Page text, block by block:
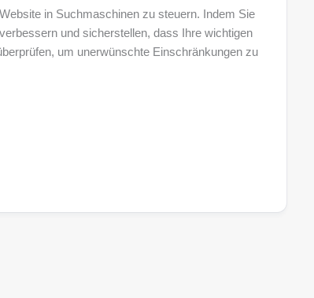
in Suchmaschinen zu steuern. Indem Sie
und sicherstellen, dass Ihre wichtigen
um unerwünschte Einschränkungen zu